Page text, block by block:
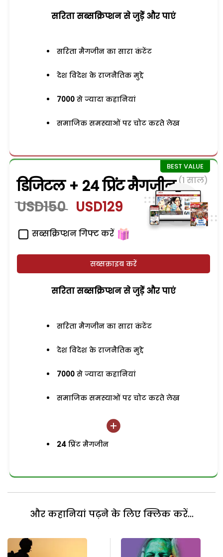
सरिता सब्सक्रिप्शन से जुड़ेें और पाएं
सरिता मैगजीन का सारा कंटेंट
देश विदेश के राजनैतिक मुद्दे
7000 से ज्यादा कहानियां
समाजिक समस्याओं पर चोट करते लेख
डिजिटल + 24 प्रिंट मैगजीन (1 साल)
USD150 USD129
सब्सक्रिप्शन गिफ्ट करें
सब्सक्राइब करें
सरिता सब्सक्रिप्शन से जुड़ेें और पाएं
सरिता मैगजीन का सारा कंटेंट
देश विदेश के राजनैतिक मुद्दे
7000 से ज्यादा कहानियां
समाजिक समस्याओं पर चोट करते लेख
24 प्रिंट मैगजीन
और कहानियां पढ़ने के लिए क्लिक करें...